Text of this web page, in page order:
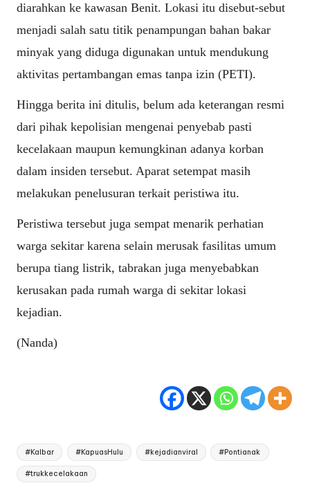
diarahkan ke kawasan Benit. Lokasi itu disebut-sebut
menjadi salah satu titik penampungan bahan bakar
minyak yang diduga digunakan untuk mendukung
aktivitas pertambangan emas tanpa izin (PETI).
Hingga berita ini ditulis, belum ada keterangan resmi
dari pihak kepolisian mengenai penyebab pasti
kecelakaan maupun kemungkinan adanya korban
dalam insiden tersebut. Aparat setempat masih
melakukan penelusuran terkait peristiwa itu.
Peristiwa tersebut juga sempat menarik perhatian
warga sekitar karena selain merusak fasilitas umum
berupa tiang listrik, tabrakan juga menyebabkan
kerusakan pada rumah warga di sekitar lokasi
kejadian.
(Nanda)
Tags:
#Kalbar #KapuasHulu #kejadianviral #Pontianak
#trukkecelakaan